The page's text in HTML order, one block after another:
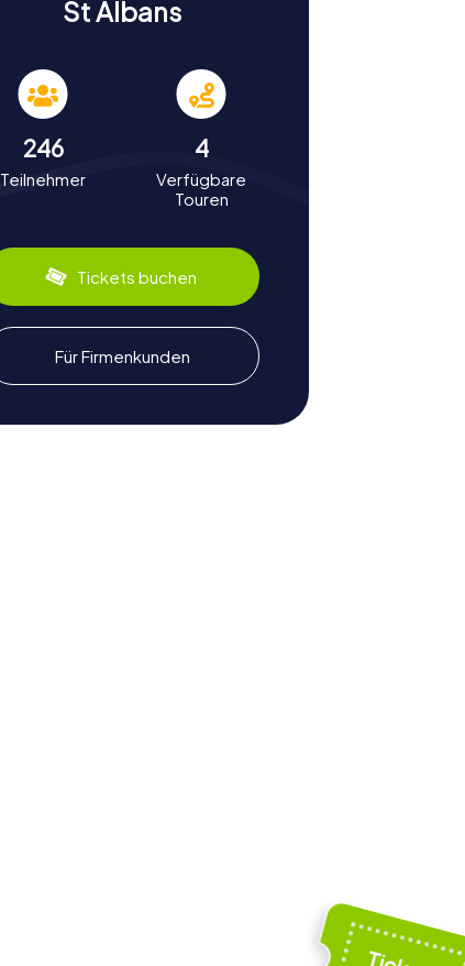
St Albans
246
Teilnehmer
4
Verfügbare
Touren
Tickets buchen
Für Firmenkunden